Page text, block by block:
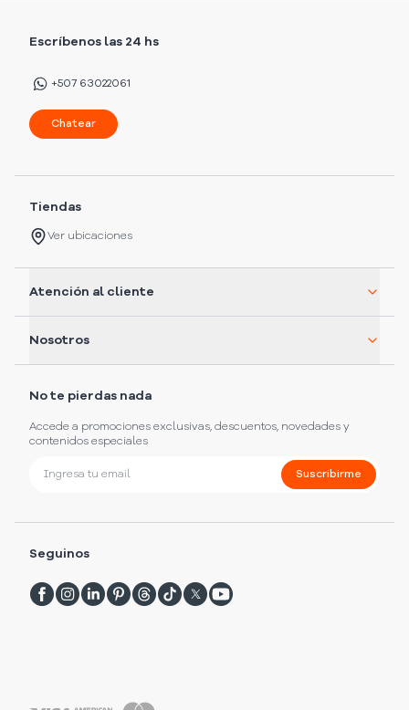
Escríbenos las 24 hs
+507 63022061
Chatear
Tiendas
Ver ubicaciones
Atención al cliente
Nosotros
No te pierdas nada
Accede a promociones exclusivas, descuentos, novedades y
contenidos especiales
Suscribirme
Seguinos